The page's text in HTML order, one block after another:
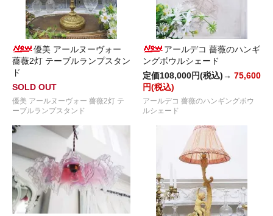
優美 アールヌーヴォー
薔薇2灯 テーブルランプスタン
ド
SOLD OUT
優美 アールヌーヴォー 薔薇2灯 テ
ーブルランプスタンド
アールデコ 薔薇のハンギ
ングボウルシェード
定価108,000円(税込)→ 75,600
円(税込)
アールデコ 薔薇のハンギングボウ
ルシェード